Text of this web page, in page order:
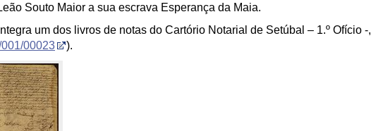
Souto Maior a sua escrava Esperança da Maia.
um dos livros de notas do Cartório Notarial de Setúbal – 1.º Ofício -,
00023 ).